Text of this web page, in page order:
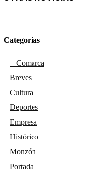
Categorías
+ Comarca
Breves
Cultura
Deportes
Empresa
Histórico
Monzón
Portada